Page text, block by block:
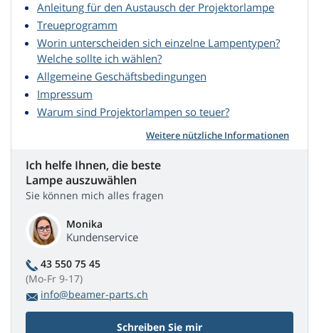
Anleitung für den Austausch der Projektorlampe
Treueprogramm
Worin unterscheiden sich einzelne Lampentypen?
Welche sollte ich wählen?
Allgemeine Geschäftsbedingungen
Impressum
Warum sind Projektorlampen so teuer?
Weitere nützliche Informationen
Ich helfe Ihnen, die beste
Lampe auszuwählen
Sie können mich alles fragen
Monika
Kundenservice
43 550 75 45
(Mo-Fr 9-17)
info@beamer-parts.ch
Schreiben Sie mir